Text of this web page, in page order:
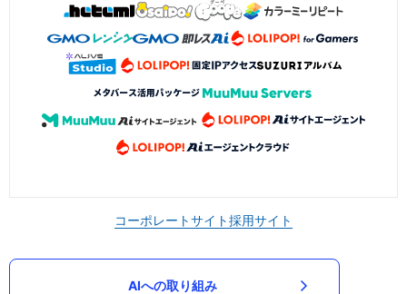
コーポレートサイト採用サイト
AIへの取り組み